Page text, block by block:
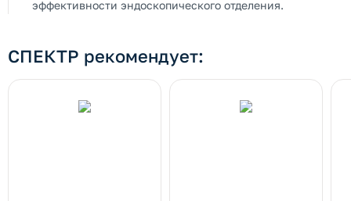
эффективности эндоскопического отделения.
СПЕКТР рекомендует: